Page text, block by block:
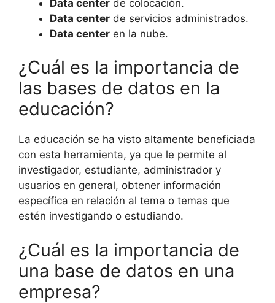
Data center de colocación.
Data center de servicios administrados.
Data center en la nube.
¿Cuál es la importancia de
las bases de datos en la
educación?
La educación se ha visto altamente beneficiada
con esta herramienta, ya que le permite al
investigador, estudiante, administrador y
usuarios en general, obtener información
específica en relación al tema o temas que
estén investigando o estudiando.
¿Cuál es la importancia de
una base de datos en una
empresa?